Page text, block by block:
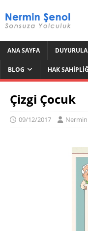
ANA SAYFA
BLOG HAK
Çizgi Çocuk
09/12/2017